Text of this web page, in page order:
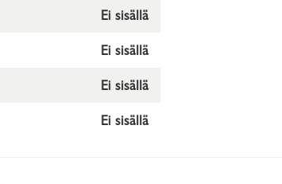
Ei sisällä
Ei sisällä
Ei sisällä
Ei sisällä